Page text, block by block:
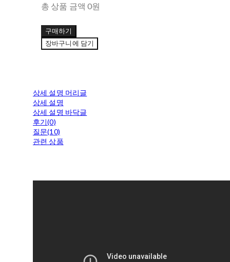
총 상품 금액 0원
구매하기
장바구니에 담기
상세 설명 머리글
상세 설명
상세 설명 바닥글
후기(0)
질문(10)
관련 상품